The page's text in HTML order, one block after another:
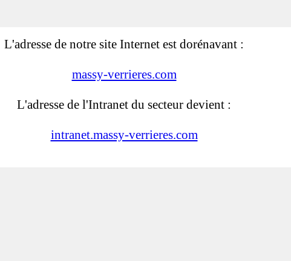
L'adresse de notre site Internet est dorénavant :
massy-verrieres.com
L'adresse de l'Intranet du secteur devient :
intranet.massy-verrieres.com